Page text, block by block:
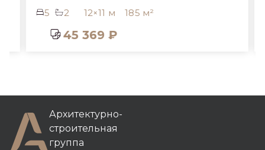
5 2 12×11 м 185 м²
45 369 ₽
Архитектурно-
строительная
группа